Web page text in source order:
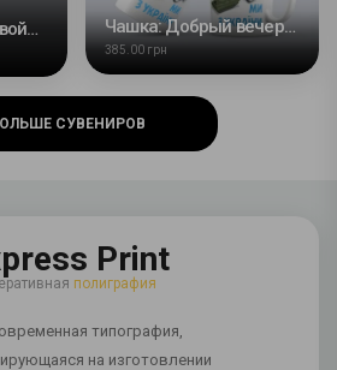
Чашка: Тракторные войска Чашка: Добрый вечер мы из Украины
385.00 грн
СУВЕНИРОВ
Print
полиграфия
типография,
на изготовлении